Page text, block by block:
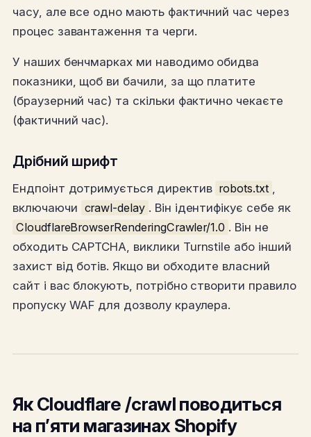
часу, але все одно мають фактичний час через
процес завантаження та черги.
У наших бенчмарках ми наводимо обидва
показники, щоб ви бачили, за що платите
(браузерний час) та скільки фактично чекаєте
(фактичний час).
Дрібний шрифт
Ендпоінт дотримується директив robots.txt
включаючи crawl-delay . Він ідентифікує себе як
CloudflareBrowserRenderingCrawler/1.0 . Він не
обходить CAPTCHA, виклики Turnstile або інший
захист від ботів. Якщо ви обходите власний
сайт і вас блокують, потрібно створити правило
пропуску WAF для дозволу краулера.
Як Cloudflare /crawl поводиться
на п’яти магазинах Shopify